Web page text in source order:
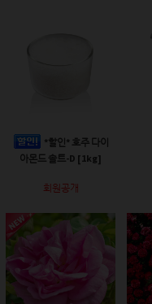
*할인* 호주 다이
아몬드 솔트-D [1kg]
회원공개